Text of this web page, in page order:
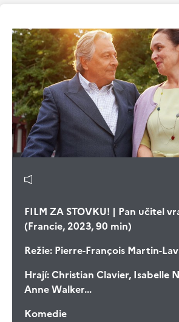
FILM ZA STOVKU! | Pan učitel
(Francie, 2023, 90 min)
Režie: Pierre-François Martin-
Hrají:Christian Clavier, Isabelle
Anne Walker...
Komedie